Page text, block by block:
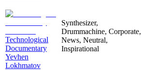
Technological
Documentary
Yevhen
Lokhmatov
Synthesizer,
Drummachine, Corporate,
News, Neutral,
Inspirational